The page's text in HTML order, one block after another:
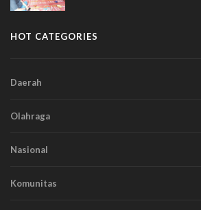
HOT CATEGORIES
Daerah
Olahraga
Nasional
Komunitas